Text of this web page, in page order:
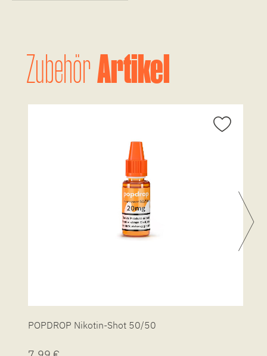
ZubehörArtikel
POPDROP Nikotin-Shot 50/50